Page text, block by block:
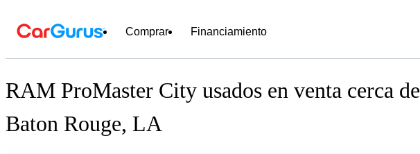
Comprar Financiamiento
RAM ProMaster City usados en venta cerca de
Baton Rouge, LA